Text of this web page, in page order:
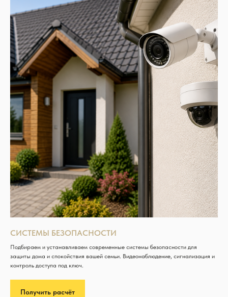
СИСТЕМЫ БЕЗОПАСНОСТИ
Подбираем и устанавливаем современные системы безопасности для
защиты дома и спокойствия вашей семьи. Видеонаблюдение, сигнализация и
контроль доступа под ключ.
Получить расчёт